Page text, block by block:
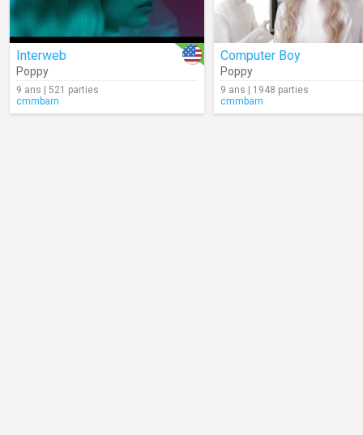
Interweb
Poppy
9 ans | 521 parties
cmmbarn
Computer Boy
Poppy
9 ans | 1948 parties
cmmbarn